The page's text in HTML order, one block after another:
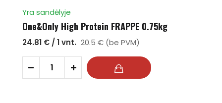
Yra sandėlyje
One&Only High Protein FRAPPE 0.75kg
24.81 € / 1 vnt. 20.5 € (be PVM)
- +